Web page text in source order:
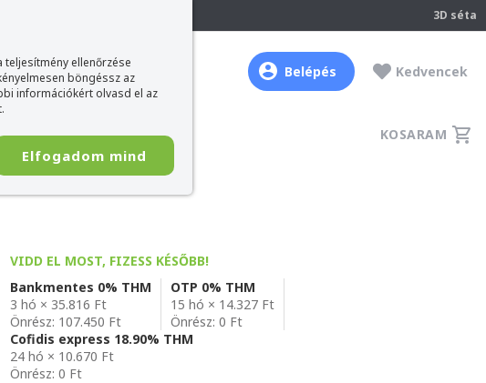
teljesítmény ellenőrzése
böngéssz az
információkért olvasd el az
Elfogadom mind
3D séta
Belépés Kedvencek
KOSARAM
VIDD EL MOST, FIZESS KÉSŐBB!
Bankmentes 0% THM
3 hó × 35.816 Ft
Önrész: 107.450 Ft
OTP 0% THM
15 hó × 14.327 Ft
Önrész: 0 Ft
Cofidis express 18.90% THM
24 hó × 10.670 Ft
Önrész: 0 Ft